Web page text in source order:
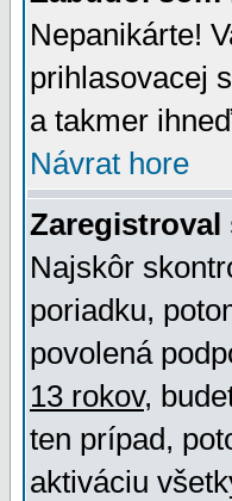
Nepanikárte!
prihlasovacej
a takmer
Návrat hore
Zaregistroval
Najskôr
poriadku,
povolená
13 rokov,
ten prípad,
aktiváciu